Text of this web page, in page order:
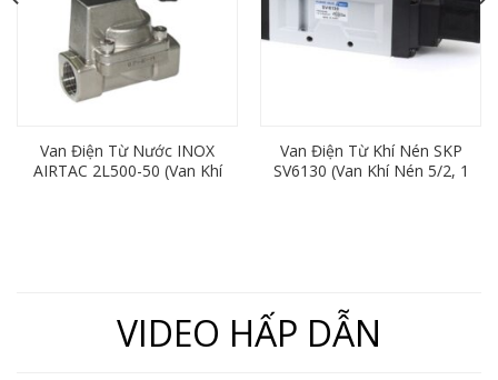
Van Điện Từ Nước INOX
AIRTAC 2L500-50 (Van Khí
Van Điện Từ Khí Nén SKP
SV6130 (Van Khí Nén 5/2, 1
VIDEO HẤP DẪN